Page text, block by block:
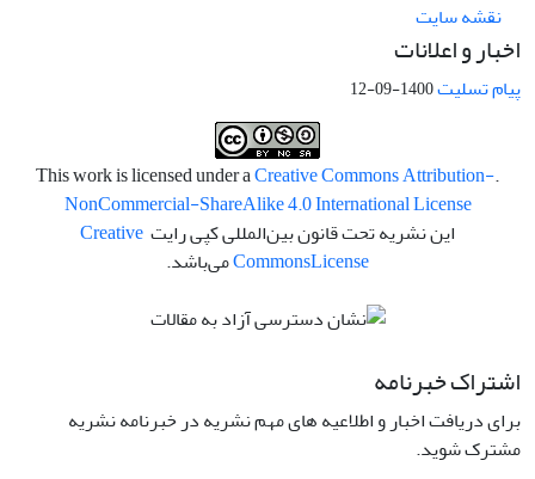
نقشه سایت
اخبار و اعلانات
پیام تسلیت1400-09-12
.This work is licensed under a
Creative Commons Attribution-
NonCommercial-ShareAlike 4.0 International License
این نشریه تحت قانون بین‌المللی کپی رایت Creative
CommonsLicense می‌باشد.
اشتراک خبرنامه
برای دریافت اخبار و اطلاعیه های مهم نشریه در خبرنامه نشریه
مشترک شوید.